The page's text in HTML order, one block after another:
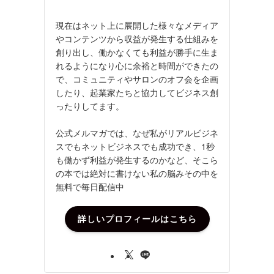
現在はネット上に展開した様々なメディア
やコンテンツから収益が発生する仕組みを
創り出し、働かなくても利益が勝手に生ま
れるようになり心に余裕と時間ができたの
で、コミュニティやサロンのオフ会を企画
したり、起業家たちと協力してビジネス創
ったりしてます。
公式メルマガでは、なぜ私がリアルビジネ
スでもネットビジネスでも成功でき、1秒
も働かず利益が発生するのかなど、そこら
の本では絶対に書けない私の脳みその中を
無料で毎日配信中
詳しいプロフィールはこちら